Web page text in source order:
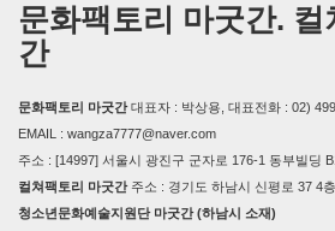
문화팩토리 마굿간.
간
문화팩토리 마굿간대표자 : 박상용, 대표전화 : 02)
EMAIL : wangza7777@naver.com
주소 : [14997] 서울시 광진구 군자로 176-1 동부빌딩
컬쳐팩토리 마굿간주소 : 경기도 하남시 신평로 37 4
청소년문화예술지원단 마굿간 (하남시 소재)